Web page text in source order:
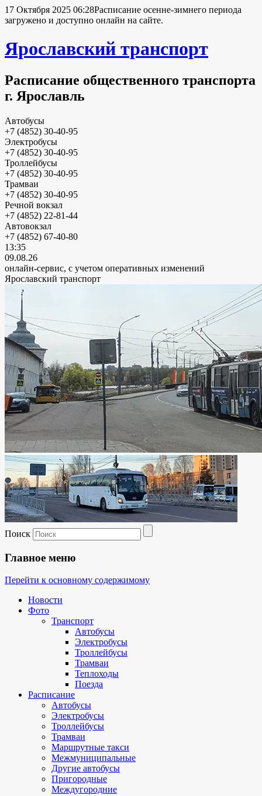
17 Октября 2025 06:28Расписание осенне-зимнего периода
загружено и доступно онлайн на сайте.
Ярославский транспорт
Расписание общественного транспорта
г. Ярославль
Автобусы
+7 (4852) 30-40-95
Электробусы
+7 (4852) 30-40-95
Троллейбусы
+7 (4852) 30-40-95
Трамваи
+7 (4852) 30-40-95
Речной вокзал
+7 (4852) 22-81-44
Автовокзал
+7 (4852) 67-40-80
13:35
09.08.26
онлайн-сервис, с учетом оперативных изменений
Ярославский транспорт
Поиск
Главное меню
Перейти к основному содержимому
Новости
Фото
Транспорт
Автобусы
Электробусы
Троллейбусы
Трамваи
Теплоходы
Поезда
Расписание
Автобусы
Электробусы
Троллейбусы
Трамваи
Маршрутные такси
Межмуниципальные
Другие автобусы
Пригородные
Междугородние